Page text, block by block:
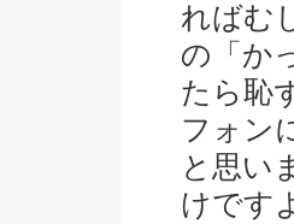
ればむ
の「か
たら恥
フォン
と思い
けです